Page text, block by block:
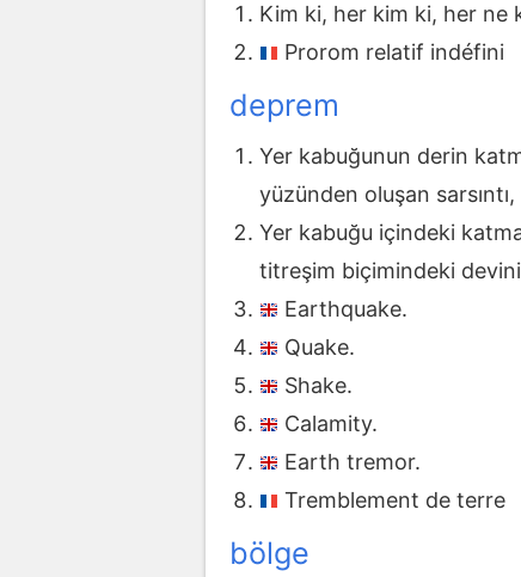
Kim ki, her kim ki, her ne
Prorom relatif indéfini
deprem
Yer kabuğunun derin
yüzünden oluşan
Yer kabuğu içindeki
titreşim biçimindeki
Earthquake.
Quake.
Shake.
Calamity.
Earth tremor.
Tremblement de terre
bölge